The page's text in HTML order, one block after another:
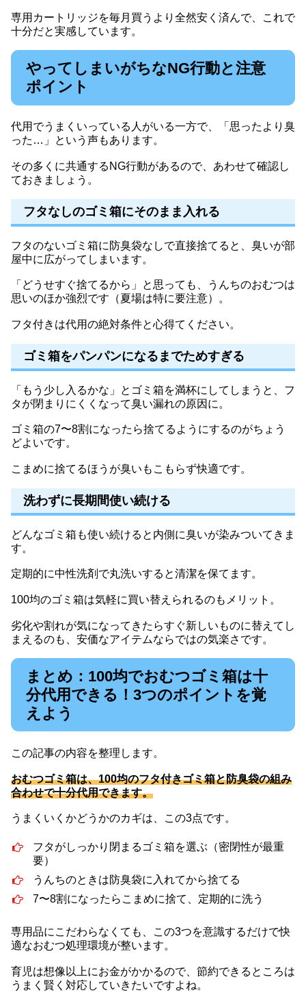
専用カートリッジを毎月買うより全然安く済んで、これで
十分だと実感しています。
やってしまいがちなNG行動と注意
ポイント
代用でうまくいっている人がいる一方で、「思ったより臭
った…」という声もあります。
その多くに共通するNG行動があるので、あわせて確認し
ておきましょう。
フタなしのゴミ箱にそのまま入れる
フタのないゴミ箱に防臭袋なしで直接捨てると、臭いが部
屋中に広がってしまいます。
「どうせすぐ捨てるから」と思っても、うんちのおむつは
思いのほか強烈です（夏場は特に要注意）。
フタ付きは代用の絶対条件と心得てください。
ゴミ箱をパンパンになるまでためすぎる
「もう少し入るかな」とゴミ箱を満杯にしてしまうと、フ
タが閉まりにくくなって臭い漏れの原因に。
ゴミ箱の7〜8割になったら捨てるようにするのがちょう
どよいです。
こまめに捨てるほうが臭いもこもらず快適です。
洗わずに長期間使い続ける
どんなゴミ箱も使い続けると内側に臭いが染みついてきま
す。
定期的に中性洗剤で丸洗いすると清潔を保てます。
100均のゴミ箱は気軽に買い替えられるのもメリット。
劣化や割れが気になってきたらすぐ新しいものに替えてし
まえるのも、安価なアイテムならではの気楽さです。
まとめ：100均でおむつゴミ箱は十
分代用できる！3つのポイントを覚
えよう
この記事の内容を整理します。
おむつゴミ箱は、100均のフタ付きゴミ箱と防臭袋の組み
合わせで十分代用できます。
うまくいくかどうかのカギは、この3点です。
フタがしっかり閉まるゴミ箱を選ぶ（密閉性が最重
要）
うんちのときは防臭袋に入れてから捨てる
7〜8割になったらこまめに捨て、定期的に洗う
専用品にこだわらなくても、この3つを意識するだけで快
適なおむつ処理環境が整います。
育児は想像以上にお金がかかるので、節約できるところは
うまく賢く対応していきたいですよね。